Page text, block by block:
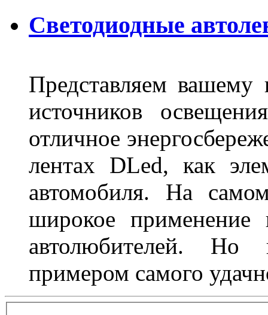
Светодиодные
Представляем
источников
отличное
лентах DLed, как
автомобиля. На
широкое
автолюбителей. Но
примером самого